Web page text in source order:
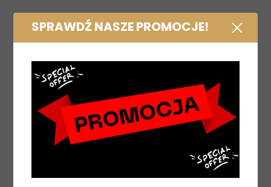
SPRAWDŹ NASZE PROMOCJE!